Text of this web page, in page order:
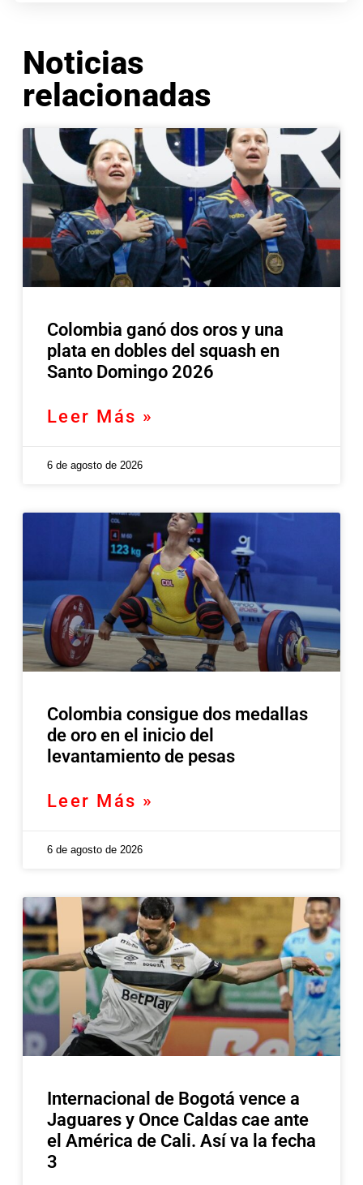
Noticias
relacionadas
Colombia ganó dos oros y una
plata en dobles del squash en
Santo Domingo 2026
Leer Más »
6 de agosto de 2026
Colombia consigue dos medallas
de oro en el inicio del
levantamiento de pesas
Leer Más »
6 de agosto de 2026
Internacional de Bogotá vence a
Jaguares y Once Caldas cae ante
el América de Cali. Así va la fecha
3